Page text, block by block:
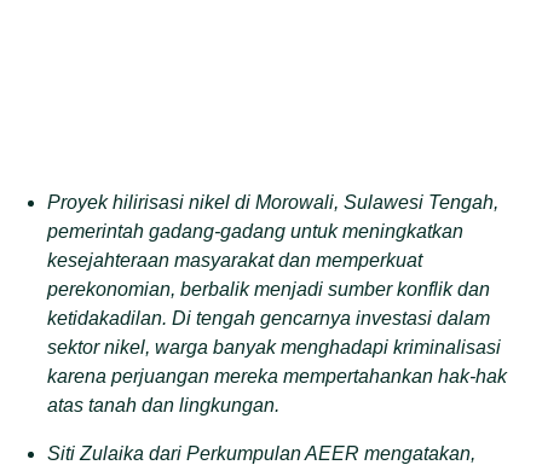
Proyek hilirisasi nikel di Morowali, Sulawesi Tengah,
pemerintah gadang-gadang untuk meningkatkan
kesejahteraan masyarakat dan memperkuat
perekonomian, berbalik menjadi sumber konflik dan
ketidakadilan. Di tengah gencarnya investasi dalam
sektor nikel, warga banyak menghadapi kriminalisasi
karena perjuangan mereka mempertahankan hak-hak
atas tanah dan lingkungan.
Siti Zulaika dari Perkumpulan AEER mengatakan,